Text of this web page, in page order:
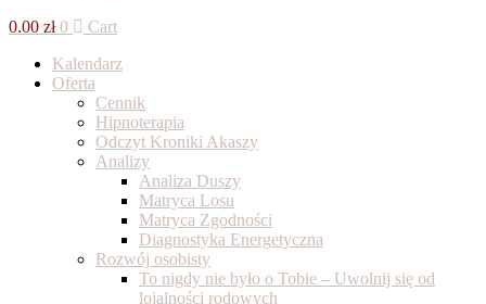
0.00 zł 0
Cart
Kalendarz
Oferta
Cennik
Hipnoterapia
Odczyt Kroniki Akaszy
Analizy
Analiza Duszy
Matryca Losu
Matryca Zgodności
Diagnostyka Energetyczna
Rozwój osobisty
To nigdy nie było o Tobie – Uwolnij się od
lojalności rodowych